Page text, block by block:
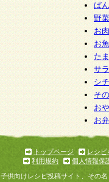
ぱん
野
お
お
た
サ
シ
そ
お
お
トップページ
レシピ
利用規約
個人情報保
子供向けレシピ投稿サイト、その